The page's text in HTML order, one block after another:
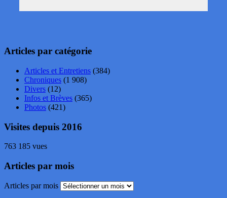
Articles par catégorie
Articles et Entretiens (384)
Chroniques (1 908)
Divers (12)
Infos et Brèves (365)
Photos (421)
Visites depuis 2016
763 185 vues
Articles par mois
Articles par mois